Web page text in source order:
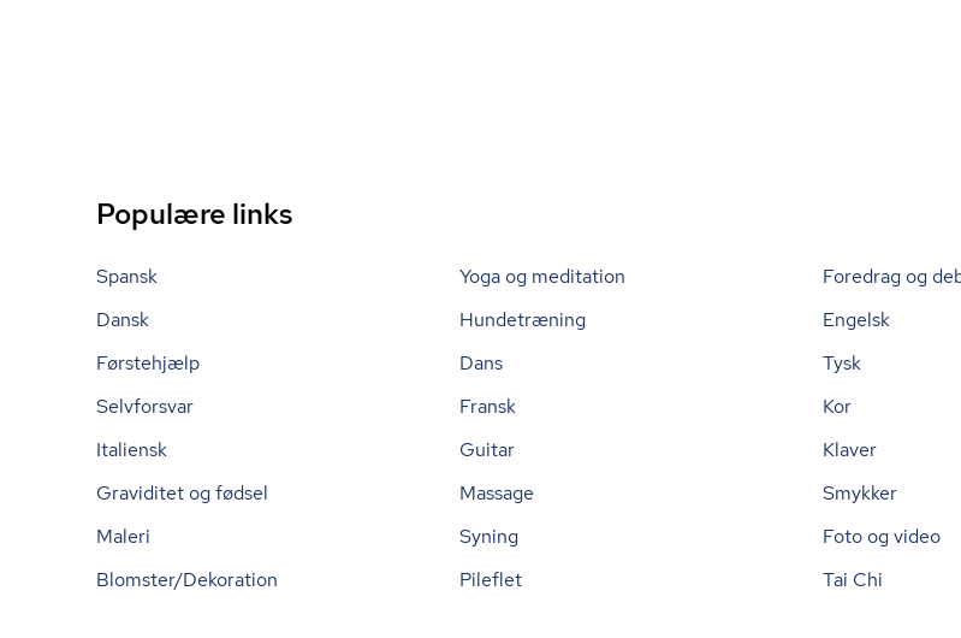
Populære links
Spansk Yoga og meditation Foredrag og
Dansk
Hundetræning Engelsk
Førstehjælp
Dans Tysk
Selvforsvar
Fransk Kor
Italiensk
Guitar Klaver
Graviditet og fødsel
Massage Smykker
Maleri
Syning Foto og video
Blomster/Dekoration
Pileflet Tai Chi